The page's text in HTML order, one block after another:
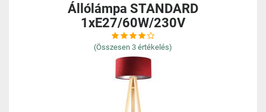
Állólámpa STANDARD
1xE27/60W/230V
(Összesen 3 értékelés)